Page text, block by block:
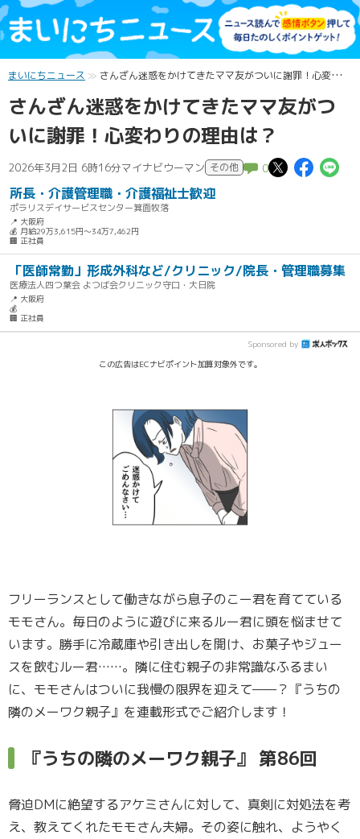
まいにちニュース さんざん迷惑をかけてきたママ友がついに謝罪！心変わりの理由は？
さんざん迷惑をかけてきたママ友がつ
いに謝罪！心変わりの理由は？
2026年3月2日 6時16分マイナビウーマン その他 0 この記
こ
所長・介護管理職・介護福祉士歓迎
ポラリスデイサービスセンター箕面牧落
📍 大阪府
💰 月給29万3,615円～34万7,462円
🏢 正社員
「医師常勤」形成外科など/クリニック/院長・管理職募集
医療法人四つ葉会 よつば会クリニック守口・大日院
📍 大阪府
💰
🏢 正社員
Sponsored by
この広告はECナビポイント加算対象外です。
フリーランスとして働きながら息子のこー君を育てている
モモさん。毎日のように遊びに来るルー君に頭を悩ませて
います。勝手に冷蔵庫や引き出しを開け、お菓子やジュー
スを飲むルー君……。隣に住む親子の非常識なふるまい
に、モモさんはついに我慢の限界を迎えて——？『うちの
隣のメーワク親子』を連載形式でご紹介します！
『うちの隣のメーワク親子』 第86回
脅迫DMに絶望するアケミさんに対して、真剣に対処法を考
え、教えてくれたモモさん夫婦。その姿に触れ、ようやく